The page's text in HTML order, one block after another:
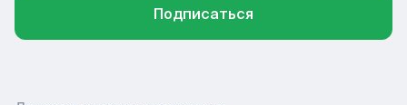
Подписаться